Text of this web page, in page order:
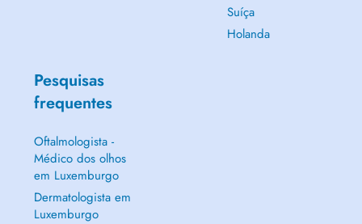
Suíça
Holanda
Pesquisas
frequentes
Oftalmologista -
Médico dos olhos
em Luxemburgo
Dermatologista em
Luxemburgo